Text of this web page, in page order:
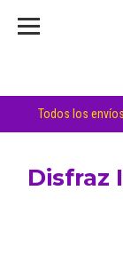
Todos los
Disfraz